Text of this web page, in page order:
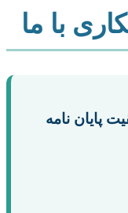
با ما
پایان نامه